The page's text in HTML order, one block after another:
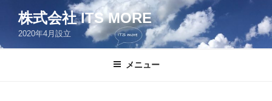
ン
株式会社 ITS MORE
2020年4月設立
メニュー